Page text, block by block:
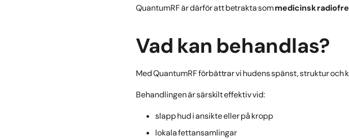
QuantumRF är därför att betrakta sommedicinsk
Vad kan behandlas?
Med QuantumRF förbättrar vi hudens spänst, struktur och
Behandlingen är särskilt effektiv vid:
slapp hud i ansikte eller på kropp
lokala fettansamlingar